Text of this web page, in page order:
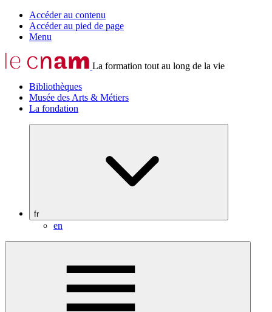
Accéder au contenu
Accéder au pied de page
Menu
La formation tout au long de la vie
Bibliothèques
Musée des Arts & Métiers
La fondation
fr
en